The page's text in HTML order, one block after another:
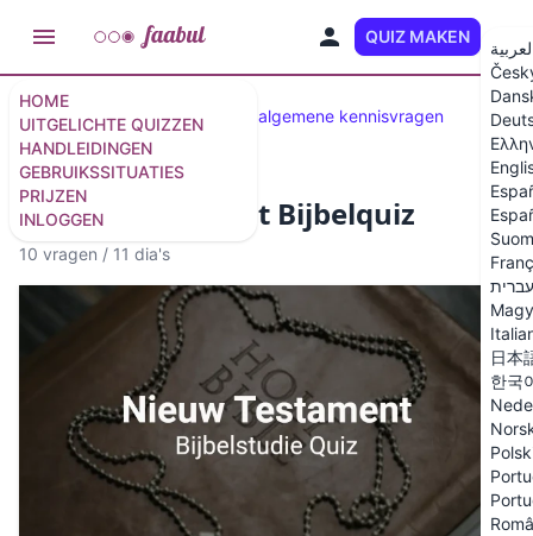
HOME
UITGELICHTE QUIZZEN
HANDLEIDINGEN
GEBRUIKSSITUATIES
PRIJZEN
INLOGGEN
QUIZ MAKEN
עברית
日本
한국
Geselecteerde Quizzen 50 algemene kennisvragen
Nieuw Testament Bijbelquiz
10 vragen / 11 dia's